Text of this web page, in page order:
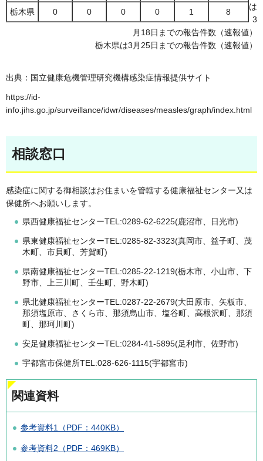
栃木県 0 0 0 0 1 8
は
3
月18日までの報告件数（速報値）
栃木県は3月25日までの報告件数（速報値）
出典：国立健康危機管理研究機構感染症情報提供サイト
https://id-
info.jihs.go.jp/surveillance/idwr/diseases/measles/graph/index.html
相談窓口
感染症に関する御相談はお住まいを管轄する健康福祉センター又は
保健所へお願いします。
県西健康福祉センターTEL:0289-62-6225(鹿沼市、日光市)
県東健康福祉センターTEL:0285-82-3323(真岡市、益子町、茂
木町、市貝町、芳賀町)
県南健康福祉センターTEL:0285-22-1219(栃木市、小山市、下
野市、上三川町、壬生町、野木町)
県北健康福祉センターTEL:0287-22-2679(大田原市、矢板市、
那須塩原市、さくら市、那須烏山市、塩谷町、高根沢町、那須
町、那珂川町)
安足健康福祉センターTEL:0284-41-5895(足利市、佐野市)
宇都宮市保健所TEL:028-626-1115(宇都宮市)
関連資料
参考資料1（PDF：440KB）
参考資料2（PDF：469KB）